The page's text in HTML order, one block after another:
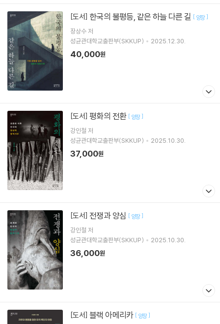
[도서] 한국의 불평등, 같은 하늘 다른 길 [ 양장]
장상수저
성균관대학교출판부(SKKUP)
2025.12.30.
40,000원
[도서] 평화의 전환 [ 양장]
강인철 저
성균관대학교출판부(SKKUP)
2025.10.30.
37,000원
[도서] 전쟁과 양심 [ 양장]
강인철 저
성균관대학교출판부(SKKUP)
2025.10.30.
36,000원
[도서] 블랙 아메리카 [ 양장]